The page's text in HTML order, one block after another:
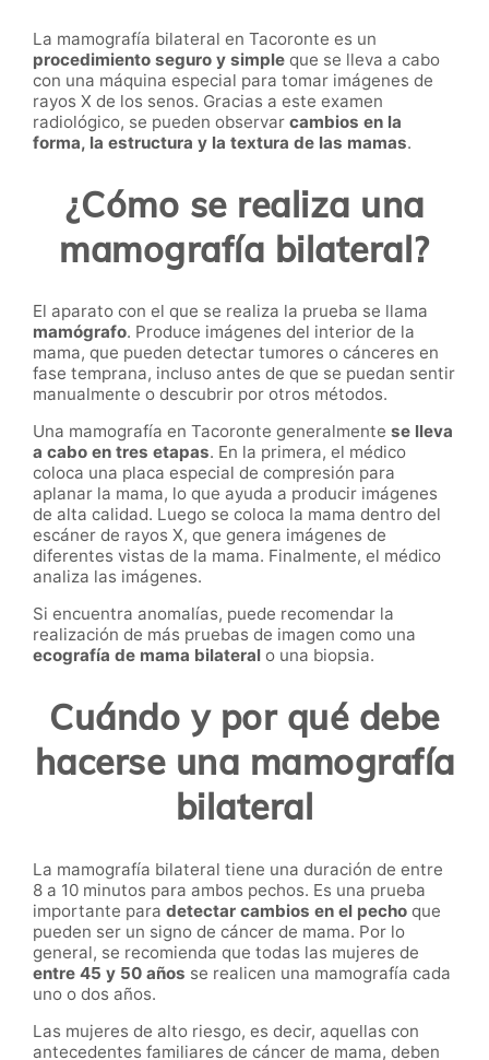
La mamografía bilateral en Tacoronte es un
procedimiento seguro y simple que se lleva a cabo
con una máquina especial para tomar imágenes de
rayos X de los senos. Gracias a este examen
radiológico, se pueden observar cambios en la
forma, la estructura y la textura de las mamas.
¿Cómo se realiza una
mamografía bilateral?
El aparato con el que se realiza la prueba se llama
mamógrafo. Produce imágenes del interior de la
mama, que pueden detectar tumores o cánceres en
fase temprana, incluso antes de que se puedan sentir
manualmente o descubrir por otros métodos.
Una mamografía en Tacoronte generalmente se lleva
a cabo en tres etapas. En la primera, el médico
coloca una placa especial de compresión para
aplanar la mama, lo que ayuda a producir imágenes
de alta calidad. Luego se coloca la mama dentro del
escáner de rayos X, que genera imágenes de
diferentes vistas de la mama. Finalmente, el médico
analiza las imágenes.
Si encuentra anomalías, puede recomendar la
realización de más pruebas de imagen como una
ecografía de mama bilateral o una biopsia.
Cuándo y por qué debe
hacerse una mamografía
bilateral
La mamografía bilateral tiene una duración de entre
8 a 10 minutos para ambos pechos. Es una prueba
importante para detectar cambios en el pecho que
pueden ser un signo de cáncer de mama. Por lo
general, se recomienda que todas las mujeres de
entre 45 y 50 años se realicen una mamografía cada
uno o dos años.
Las mujeres de alto riesgo, es decir, aquellas con
antecedentes familiares de cáncer de mama, deben